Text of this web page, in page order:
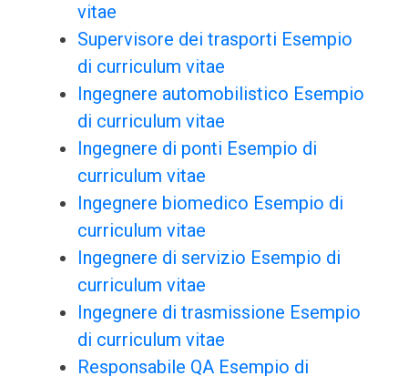
vitae
Supervisore dei trasporti Esempio
di curriculum vitae
Ingegnere automobilistico Esempio
di curriculum vitae
Ingegnere di ponti Esempio di
curriculum vitae
Ingegnere biomedico Esempio di
curriculum vitae
Ingegnere di servizio Esempio di
curriculum vitae
Ingegnere di trasmissione Esempio
di curriculum vitae
Responsabile QA Esempio di